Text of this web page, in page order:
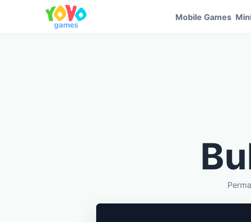
Mobile Games